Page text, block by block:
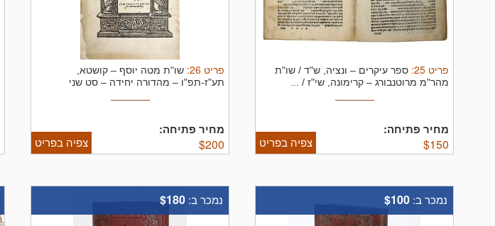
פריט 25
: ספר עיקרים – ונציה, ש"ד / שו"ת
מהר"מ מרוטנבורג – קרימונה, שי"ז / ...
מחיר פתיחה:
$150 צפיה בפריט
פריט 26
: שו"ת מטה יוסף – קושטא,
תע"ז-תפ"ו – מהדורה יחידה – סט שני
מחיר פתיחה:
$200 צפיה בפריט
נמכר ב: $100 נמכר ב: $180